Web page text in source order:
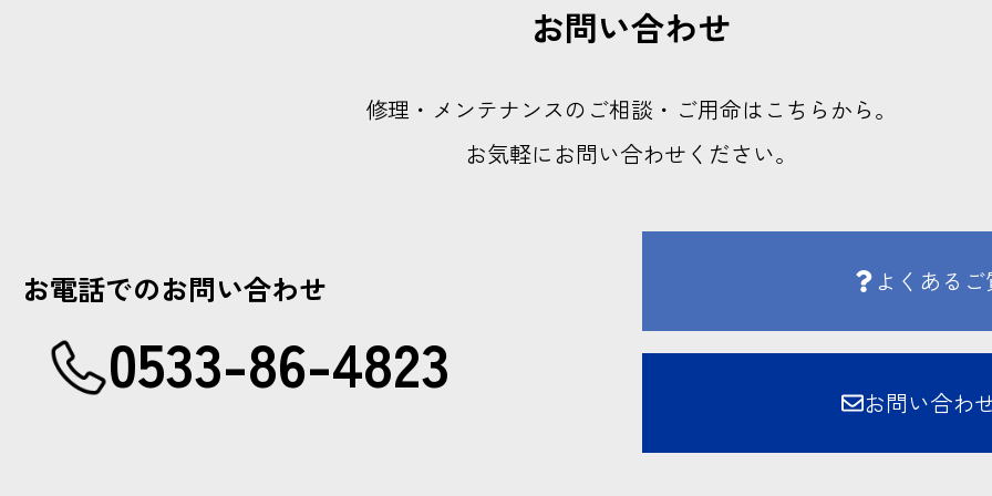
お問い合わせ
修理・メンテナンスのご相談・ご用命はこちらから。
お気軽にお問い合わせください。
お電話でのお問い合わせ
0533-86-4823
よくあるご
お問い合わ